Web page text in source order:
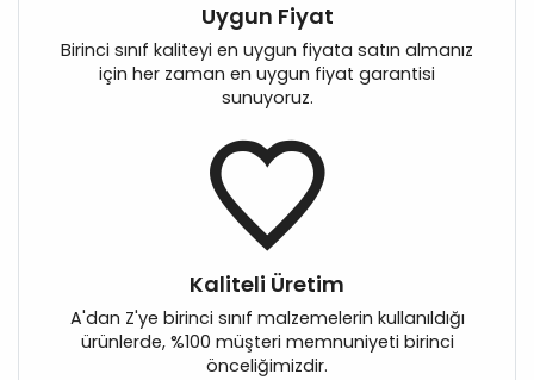
Uygun Fiyat
Birinci sınıf kaliteyi en uygun fiyata satın almanız
için her zaman en uygun fiyat garantisi
sunuyoruz.
Kaliteli Üretim
A'dan Z'ye birinci sınıf malzemelerin kullanıldığı
ürünlerde, %100 müşteri memnuniyeti birinci
önceliğimizdir.